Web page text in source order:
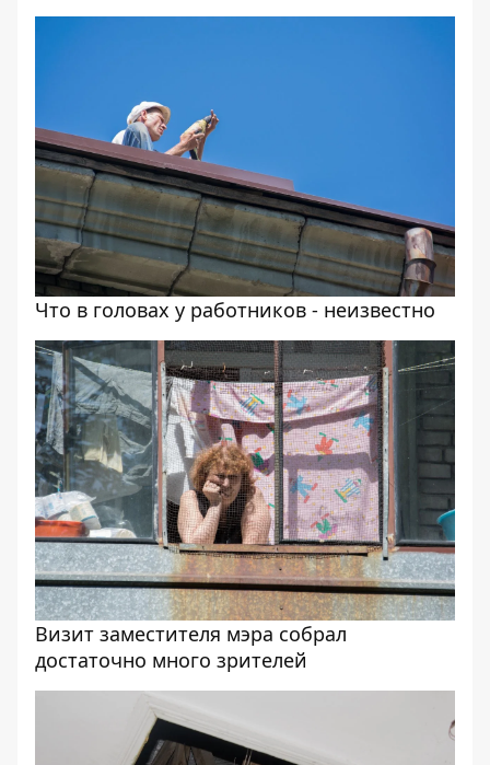
Что в головах у работников - неизвестно
Визит заместителя мэра собрал
достаточно много зрителей